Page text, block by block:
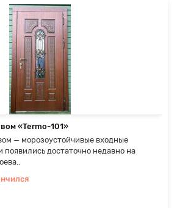
«Termo-101»
— морозоустойчивые входные
появились достаточно недавно на